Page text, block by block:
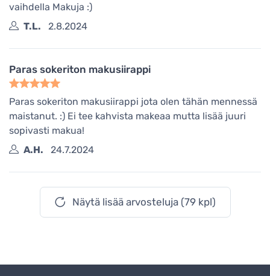
vaihdella Makuja :)
T.L.
2.8.2024
Paras sokeriton makusiirappi
Paras sokeriton makusiirappi jota olen tähän mennessä
maistanut. :) Ei tee kahvista makeaa mutta lisää juuri
sopivasti makua!
A.H.
24.7.2024
Näytä lisää arvosteluja (79 kpl)